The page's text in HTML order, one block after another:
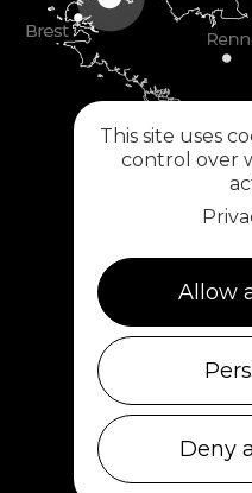
5, rue
29430
02
This site uses
control over
Allow
Deny